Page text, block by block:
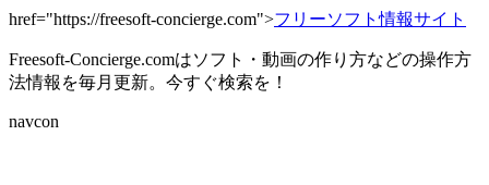
href="https://freesoft-concierge.com">フリーソフト情報サイト
Freesoft-Concierge.comはソフト・動画の作り方などの操作方
法情報を毎月更新。今すぐ検索を！
navcon